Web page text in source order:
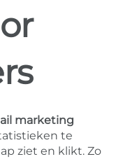
marketing
te
ziet en klikt. Zo